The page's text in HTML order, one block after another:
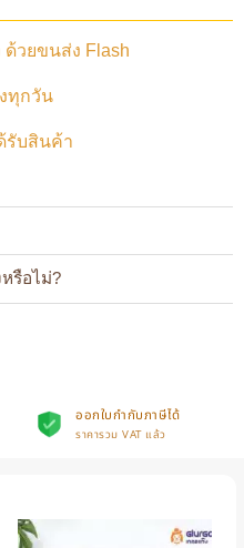
ด้วยขนส่ง Flash
ทุกวัน
รับสินค้า
รือไม่?
ออกใบกำกับภาษีได้
ราคารวม VAT แล้ว